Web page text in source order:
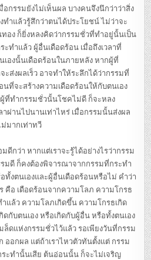
กรรมยังไม่เห็นผล บางคนจึงนึกว่าว่าสิ่ง
ทำแล้วรู้สึกว่าตนได้ประโยชน์ ไม่ว่าจะ
ทอง ก็ยิ่งหลงคิดว่ากรรมชั่วที่ทำอยู่นั้นเป็น
ทำแล้ว ผู้อื่นเดือดร้อน เมื่อถึงเวลาที่
องนั้นเดือดร้อนในภายหลัง หากผู้ที่
ส่งผลเร็ว อาจทำให้ระลึกได้ว่ากรรมที่
ที่จะสร้างความเดือดร้อนให้กับตนเอง
ที่ทำกรรมชั่วนั้นโชคไม่ดี ก็จะหลง
ผ่านไปนานเท่าไหร่ เมื่อกรรมนั้นส่งผล
มากเท่าทวี
ดีกว่า หากแต่เราจะรู้ได้อย่างไรว่ากรรม
มดี ก็คงต้องพิจารณาจากกรรมที่กระทำ
ทั้งตนเองและผู้อื่นเดือดร้อนหรือไม่ คำว่า
คือ เดือดร้อนจากความโลภ ความโกรธ
แล้ว ความโลภเกิดขึ้น ความโกรธเกิด
กับตนเอง หรือเกิดกับผู้อื่น หรือทั้งตนเอง
ล็ดแห่งกรรมชั่วไว้แล้ว รอเพียงวันที่กรรม
ออกผล แต่ถ้าเราไหวตัวทันตั้งแต่ กรรม
ะทำนั้นเสีย ต้นอ่อนนั้น ก็จะไม่เจริญ